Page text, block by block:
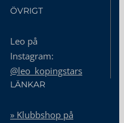
ÖVRIGT
Leo på
Instagram:
@leo_kopingstars
LÄNKAR
» Klubbshop på